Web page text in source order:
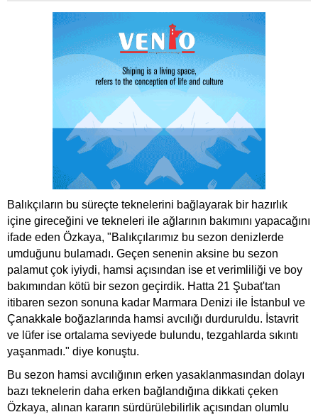
Balıkçıların bu süreçte teknelerini bağlayarak bir hazırlık
içine gireceğini ve tekneleri ile ağlarının bakımını yapacağını
ifade eden Özkaya, "Balıkçılarımız bu sezon denizlerde
umduğunu bulamadı. Geçen senenin aksine bu sezon
palamut çok iyiydi, hamsi açısından ise et verimliliği ve boy
bakımından kötü bir sezon geçirdik. Hatta 21 Şubat'tan
itibaren sezon sonuna kadar Marmara Denizi ile İstanbul ve
Çanakkale boğazlarında hamsi avcılığı durduruldu. İstavrit
ve lüfer ise ortalama seviyede bulundu, tezgahlarda sıkıntı
yaşanmadı." diye konuştu.
Bu sezon hamsi avcılığının erken yasaklanmasından dolayı
bazı teknelerin daha erken bağlandığına dikkati çeken
Özkaya, alınan kararın sürdürülebilirlik açısından olumlu